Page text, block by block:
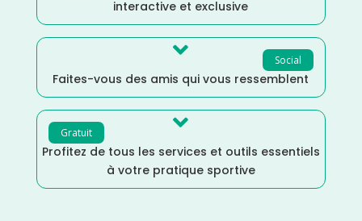
interactive et exclusive
Social

Faites-vous des amis qui vous ressemblent
Gratuit 
Profitez de tous les services et outils essentiels
à votre pratique sportive